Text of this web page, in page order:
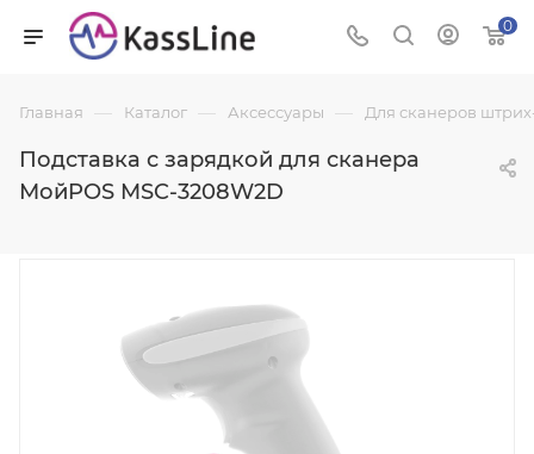
0
Главная — Каталог — Аксессуары — Для сканеров
Подставка с зарядкой для сканера
МойPOS MSC-3208W2D